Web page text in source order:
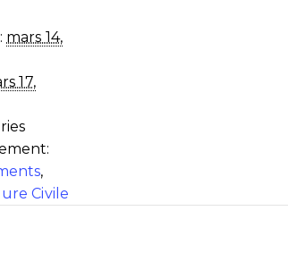
mars 14,
17,
,
Civile